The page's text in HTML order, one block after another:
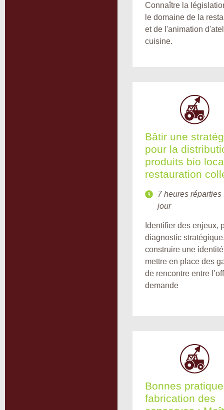
Connaître la
le domaine de la
et de l'animation
cuisine.
Bâtir une
pour la
produits bio
restauration
7 heures réparties
jour
Identifier des enjeux,
diagnostic stratégique
construire une
mettre en place des
de rencontre entre
demande
Bonnes
fabrication des